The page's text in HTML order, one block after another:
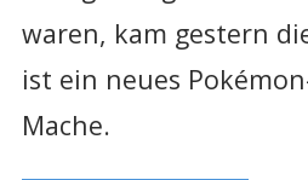
waren, kam gestern
ist ein neues
Mache.